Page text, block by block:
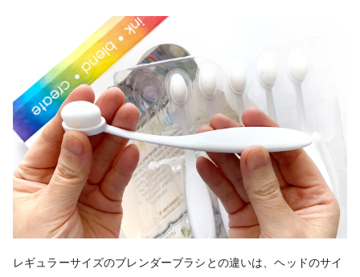
レギュラーサイズのブレンダーブラシとの違いは、ヘッドのサイ